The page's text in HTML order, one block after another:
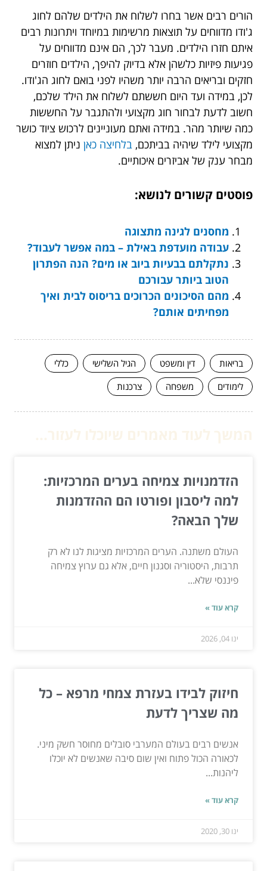
הורים רבים אשר בחרו לשלוח את הילדים שלהם לחוג
ג'ודו מדווחים על תוצאות מרשימות במיוחד ויתרונות רבים
איתם חזרו הילדים. מעבר לכך, הם אינם מדווחים על
פגיעות פיזיות כלשהן אלא בדיוק להיפך, הילדים חוזרים
חזקים ובריאים הרבה יותר משהיו לפני בואם לחוג הג'ודו.
לכן, במידה ועד היום חששתם לשלוח את הילד שלכם,
חשוב לדעת לבחור חוג מקצועי ולהתגבר על החששות
כמה שיותר מהר. במידה ואתם מעוניינים לרכוש ציוד כושר
מקצועי לילד שיהיה בביתכם, בלחיצה כאן ניתן למצוא
מבחר ענק של אביזרים איכותיים.
פוסטים קשורים לנושא:
מחסנים לגינה מתצוגה
עבודה מועדפת באילת – במה אפשר לעבוד?
נתקלתם בבעיות ביוב או מים? הנה הפתרון
הטוב ביותר עבורכם
מהם הסיכונים הכרוכים בריסוס לבית ואיך
מפחיתים אותם?
בריאות דין ומשפט הגיל השלישי
כללי
לימודים
משפחה צרכנות
הזדמנויות צמיחה בערים המרכזיות:
למה ליסבון ופורטו הם ההזדמנות
שלך הבאה?
העולם משתנה. הערים המרכזיות מציגות לנו לא רק
תרבות, היסטוריה וסגנון חיים, אלא גם ערוץ צמיחה
פיננסי שלא...
קרא עוד »
ינו 04, 2026
חיזוק לבידו בעזרת צמחי מרפא – כל
מה שצריך לדעת
אנשים רבים בעולם המערבי סובלים מחוסר חשק מיני.
לכאורה הכול פתוח ואין שום סיבה שאנשים לא יוכלו
ליהנות...
קרא עוד »
ינו 30, 2020